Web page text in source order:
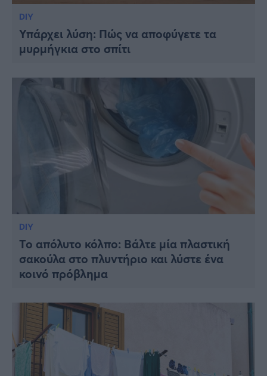
DIY
Υπάρχει λύση: Πώς να αποφύγετε τα
μυρμήγκια στο σπίτι
DIY
Το απόλυτο κόλπο: Βάλτε μία πλαστική
σακούλα στο πλυντήριο και λύστε ένα
κοινό πρόβλημα